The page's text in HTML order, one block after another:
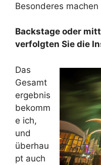
Besonderes
Backstage oder
verfolgten Sie die
Das
Gesamt
ergebnis
bekomm
e ich,
und
überhau
pt auch